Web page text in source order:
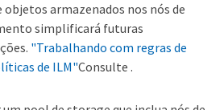
objetos armazenados nos nós de
simplificará futuras
"Trabalhando com regras de
de ILM"Consulte .